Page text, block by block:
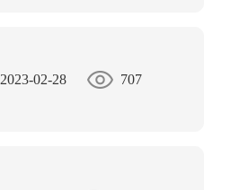
2023-02-28 707